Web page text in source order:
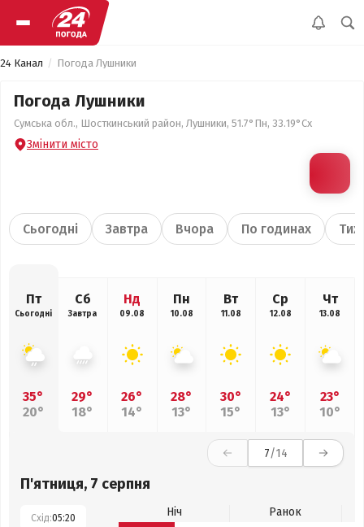
24 Канал Погода Лушники
Погода Лушники
Сумська обл., Шосткинський район, Лушники, 51.7°Пн, 33.19°Сх
Змінити місто
Сьогодні Завтра Вчора По годинах
Пт
Сьогодні
35°
20°
Сб
Завтра
29°
18°
Нд
09.08
26°
14°
Пн
10.08
28°
13°
Вт
11.08
30°
15°
Ср
12.08
24°
13°
Чт
13.08
23°
10°
7/14
П'ятниця, 7 серпня
Схід:05:20 Ніч
Ранок